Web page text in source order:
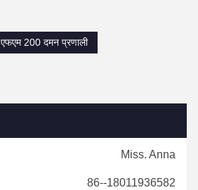
एफएम 200 दमन प्रणाली
Miss. Anna
86--18011936582